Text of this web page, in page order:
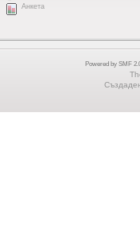
Анкета
Powered by SMF